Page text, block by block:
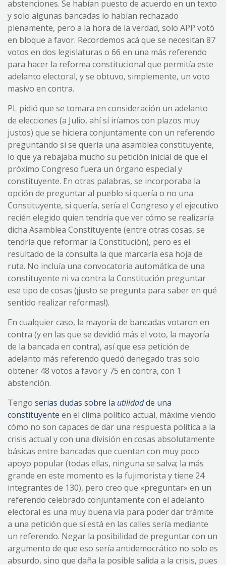
abstenciones. Se habían puesto de acuerdo en un texto
y solo algunas bancadas lo habían rechazado
plenamente, pero a la hora de la verdad, solo APP votó
en bloque a favor. Recordemos acá que se necesitan 87
votos en dos legislaturas o 66 en una más referendo
para hacer la reforma constitucional que permitía este
adelanto electoral, y se obtuvo, simplemente, un voto
masivo en contra.
PL pidió que se tomara en consideración un adelanto
de elecciones (a Julio, ahí sí iríamos con plazos muy
justos) que se hiciera conjuntamente con un referendo
preguntando si se quería una asamblea constituyente,
lo que ya rebajaba mucho su petición inicial de que el
próximo Congreso fuera un órgano especial y
constituyente. En otras palabras, se incorporaba la
opción de preguntar al pueblo si quería o no una
Constituyente, si quería, sería el Congreso y el ejecutivo
recién elegido quien tendría que ver cómo se realizaría
dicha Asamblea Constituyente (entre otras cosas, se
tendría que reformar la Constitución), pero es el
resultado de la consulta la que marcaría esa hoja de
ruta. No incluía una convocatoria automática de una
constituyente ni va contra la Constitución preguntar
ese tipo de cosas (¡justo se pregunta para saber en qué
sentido realizar reformas!).
En cualquier caso, la mayoría de bancadas votaron en
contra (y en las que se devidió más el voto, la mayoría
de la bancada en contra), así que esa petición de
adelanto más referendo quedó denegado tras solo
obtener 48 votos a favor y 75 en contra, con 1
abstención.
Tengo serias dudas sobre la utilidadde una
constituyente en el clima político actual, máxime viendo
cómo no son capaces de dar una respuesta política a la
crisis actual y con una división en cosas absolutamente
básicas entre bancadas que cuentan con muy poco
apoyo popular (todas ellas, ninguna se salva; la más
grande en este momento es la fujimorista y tiene 24
integrantes de 130), pero creo que «preguntar» en un
referendo celebrado conjuntamente con el adelanto
electoral es una muy buena vía para poder dar trámite
a una petición que sí está en las calles sería mediante
un referendo. Negar la posibilidad de preguntar con un
argumento de que eso sería antidemocrático no solo es
absurdo, sino que daña la posible salida a la crisis, pues